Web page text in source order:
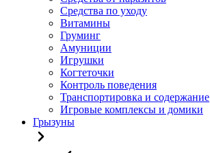
Средства по уходу
Витамины
Груминг
Амуниции
Игрушки
Когтеточки
Контроль поведения
Транспортировка и содержание
Игровые комплексы и домики
Грызуны